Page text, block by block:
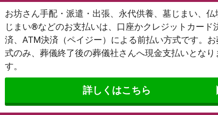
お坊さん手配・派遣・出張、永代供養、墓じまい、仏
じまい®などのお支払いは、口座かクレジットカード
済、ATM決済（ペイジー）による前払い方式です。
式のみ、葬儀終了後の葬儀社さんへ現金支払いとなり
す。
詳しくはこちら